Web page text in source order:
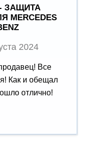
ЗАЩИТА
MERCEDES
2024
Все
Как и обещал
отлично!